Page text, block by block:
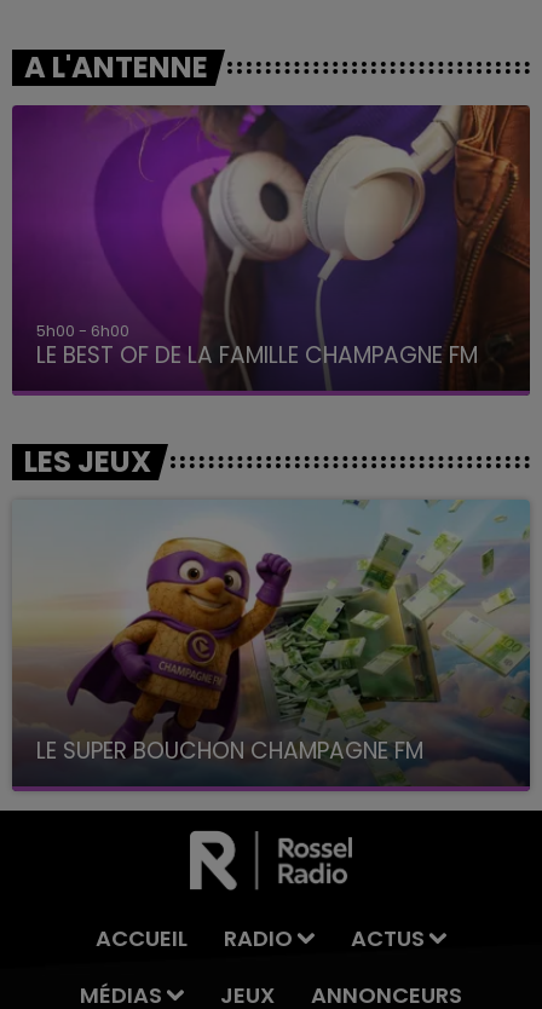
A L'ANTENNE
5h00 - 6h00
LE BEST OF DE LA FAMILLE CHAMPAGNE FM
LES JEUX
LE SUPER BOUCHON CHAMPAGNE FM
avec La Famille Champagne FM, à 8H10
ACCUEIL RADIO
ACTUS
MÉDIAS
JEUX ANNONCEURS